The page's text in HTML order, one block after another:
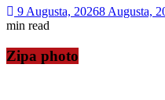
9 Augusta, 20268 Augusta,
min read
Zipa photo